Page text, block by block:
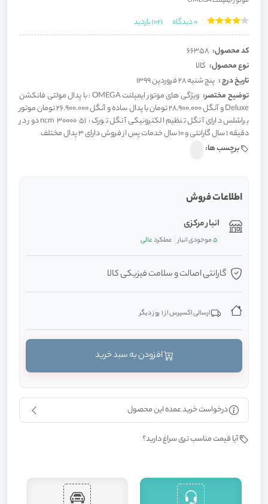
0دیدگاه 1021بازدید
کد محصول: 66358
نوع محصول: کالا
تاریخ درج : پنج شنبه 28 فروردین 1399
توضیح مختصر:
ویژگی های موتور ایمپلنت OMEGA : با پدال مولتی فانکشن
Deluxe و آنگل 28.900.000 تومان با پدال ساده و آنگل 26.900.000 تومان موتور
براشلس دارای آنگل تنظیم الکترونیکی آنگل تورک : 51 ncm 30000 دور در
دقیقه ۱ سال گارانتی و ۱۰ سال خدمات پس از فروش دارای ۳ پدال مختلف
برچسب ها:
اطلاعات فروش
انبار مرکزی
5موجودی انبار عملکردعالی
گارانتی اصالت و سلامت فیزیکی کالا
ارسالی اکسپرس از 1 روز دیگر
درخواست خرید عمده این محصول
آیا قیمت مناسب تری سراغ دارید؟